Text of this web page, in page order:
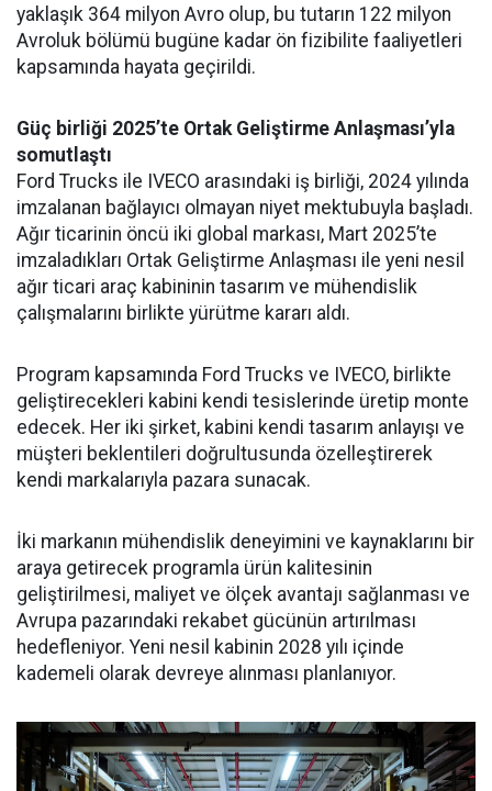
yaklaşık 364 milyon Avro olup, bu tutarın 122 milyon
Avroluk bölümü bugüne kadar ön fizibilite faaliyetleri
kapsamında hayata geçirildi.
Güç birliği 2025’te Ortak Geliştirme Anlaşması’yla
somutlaştı
Ford Trucks ile IVECO arasındaki iş birliği, 2024 yılında
imzalanan bağlayıcı olmayan niyet mektubuyla başladı.
Ağır ticarinin öncü iki global markası, Mart 2025’te
imzaladıkları Ortak Geliştirme Anlaşması ile yeni nesil
ağır ticari araç kabininin tasarım ve mühendislik
çalışmalarını birlikte yürütme kararı aldı.
Program kapsamında Ford Trucks ve IVECO, birlikte
geliştirecekleri kabini kendi tesislerinde üretip monte
edecek. Her iki şirket, kabini kendi tasarım anlayışı ve
müşteri beklentileri doğrultusunda özelleştirerek
kendi markalarıyla pazara sunacak.
İki markanın mühendislik deneyimini ve kaynaklarını bir
araya getirecek programla ürün kalitesinin
geliştirilmesi, maliyet ve ölçek avantajı sağlanması ve
Avrupa pazarındaki rekabet gücünün artırılması
hedefleniyor. Yeni nesil kabinin 2028 yılı içinde
kademeli olarak devreye alınması planlanıyor.